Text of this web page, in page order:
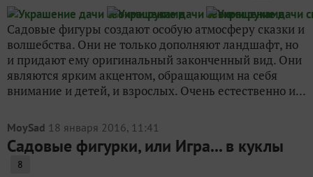
Садовые фигуры создают особую атмосферу сказки и
волшебства. Они не только дополняют ландшафт, но
и придают ему оригинальный законченный вид. Они
являются ярким акцентом, обращающим на себя
внимание и детей, и взрослых. Очень естественно и...
MoySad 18 января 2016, 11:41
Садовые фигурки, или Игра... в куклы
8